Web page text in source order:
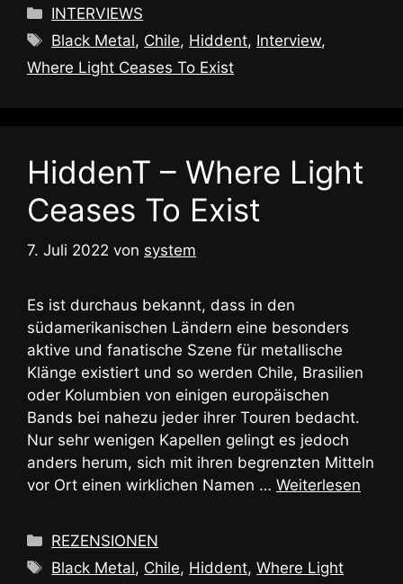
Kategorien
INTERVIEWS
Schlagwörter
Black Metal, Chile, Hiddent, Interview,
Where Light Ceases To Exist
HiddenT – Where Light
Ceases To Exist
7. Juli 2022 von system
Es ist durchaus bekannt, dass in den
südamerikanischen Ländern eine besonders
aktive und fanatische Szene für metallische
Klänge existiert und so werden Chile, Brasilien
oder Kolumbien von einigen europäischen
Bands bei nahezu jeder ihrer Touren bedacht.
Nur sehr wenigen Kapellen gelingt es jedoch
anders herum, sich mit ihren begrenzten Mitteln
vor Ort einen wirklichen Namen … Weiterlesen
Kategorien
REZENSIONEN
Schlagwörter
Black Metal, Chile, Hiddent,Where Light